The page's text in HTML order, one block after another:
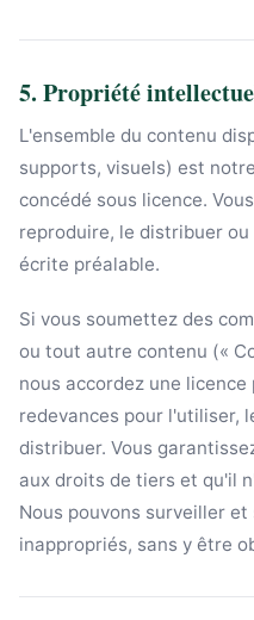
5. Propriété
L'ensemble du contenu
supports, visuels) est
concédé sous licence.
reproduire, le distribuer
écrite préalable.
Si vous soumettez des
ou tout autre contenu («
nous accordez une
redevances pour l'utiliser,
distribuer. Vous
aux droits de tiers et qu'il
Nous pouvons surveiller
inappropriés, sans y être